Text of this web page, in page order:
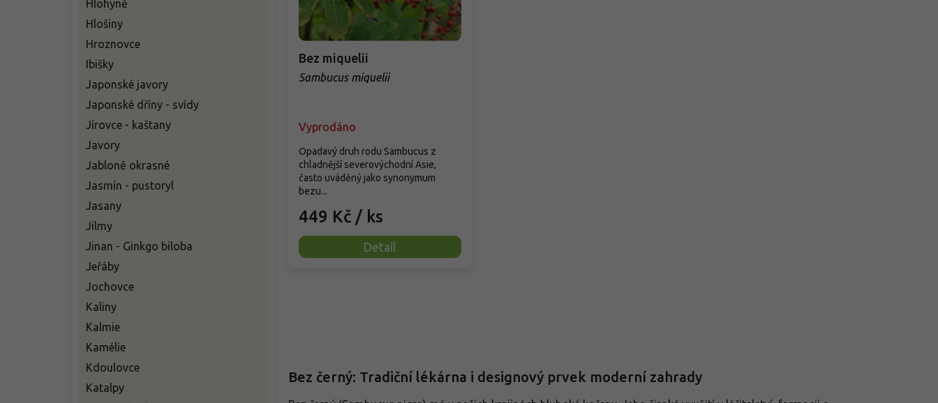
Hlohyně
Hlošiny
Hroznovce
Ibišky
Japonské javory
Japonské dříny - svídy
Jírovce - kaštany
Javory
Jabloně okrasné
Jasmín - pustoryl
Jasany
Jilmy
Jinan - Ginkgo biloba
Jeřáby
Jochovce
Kaliny
Kalmie
Kamélie
Kdoulovce
Katalpy
Bez miquelii
Sambucus miquelii
Vyprodáno
449 Kč / ks
Detail
Opadavý druh rodu Sambucus z
chladnější severovýchodní Asie,
často uváděný jako synonymum
bezu...
d
a
c
Bez černý: Tradiční lékárna i designový prvek moderní zahrady